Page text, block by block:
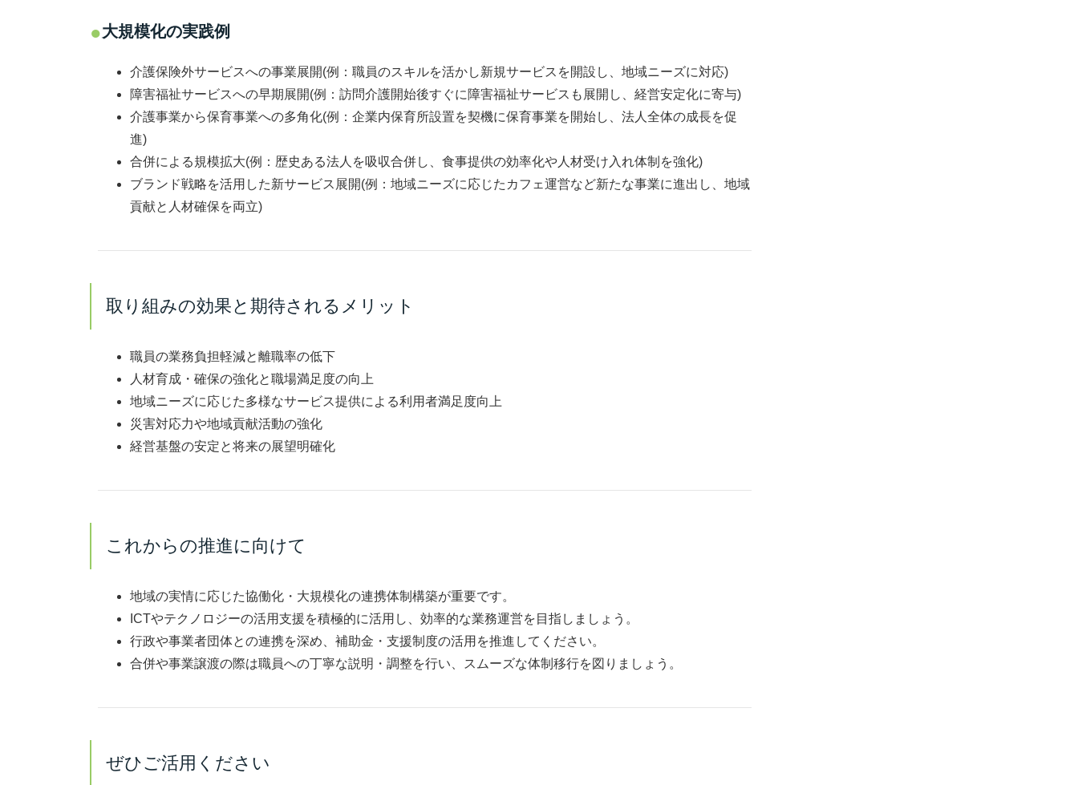
大規模化の実践例
介護保険外サービスへの事業展開(例：職員のスキルを活かし新規サービスを開設し、地域ニーズに対応)
障害福祉サービスへの早期展開(例：訪問介護開始後すぐに障害福祉サービスも展開し、経営安定化に寄与)
介護事業から保育事業への多角化(例：企業内保育所設置を契機に保育事業を開始し、法人全体の成長を促
進)
合併による規模拡大(例：歴史ある法人を吸収合併し、食事提供の効率化や人材受け入れ体制を強化)
ブランド戦略を活用した新サービス展開(例：地域ニーズに応じたカフェ運営など新たな事業に進出し、地域
貢献と人材確保を両立)
取り組みの効果と期待されるメリット
職員の業務負担軽減と離職率の低下
人材育成・確保の強化と職場満足度の向上
地域ニーズに応じた多様なサービス提供による利用者満足度向上
災害対応力や地域貢献活動の強化
経営基盤の安定と将来の展望明確化
これからの推進に向けて
地域の実情に応じた協働化・大規模化の連携体制構築が重要です。
ICTやテクノロジーの活用支援を積極的に活用し、効率的な業務運営を目指しましょう。
行政や事業者団体との連携を深め、補助金・支援制度の活用を推進してください。
合併や事業譲渡の際は職員への丁寧な説明・調整を行い、スムーズな体制移行を図りましょう。
ぜひご活用ください